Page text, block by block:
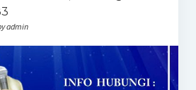
admin